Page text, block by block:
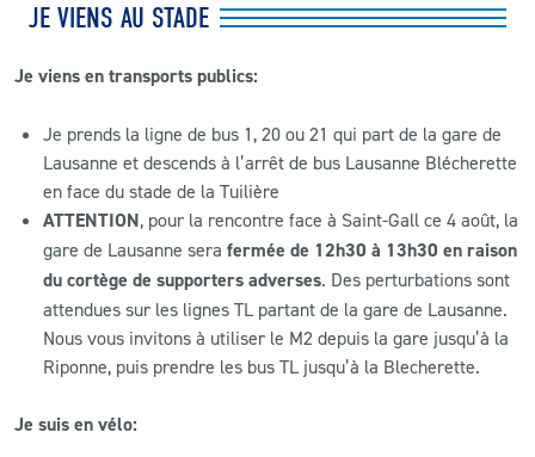
PRESSE ET MEDIAS
JE VIENS AU STADE
Je viens en transports publics:
Je prends la ligne de bus 1, 20 ou 21 qui part de la gare de
Lausanne et descends à l’arrêt de bus Lausanne Blécherette
en face du stade de la Tuilière
ATTENTION, pour la rencontre face à Saint-Gall ce 4 août, la
gare de Lausanne sera fermée de 12h30 à 13h30 en raison
du cortège de supporters adverses. Des perturbations sont
attendues sur les lignes TL partant de la gare de Lausanne.
Nous vous invitons à utiliser le M2 depuis la gare jusqu’à la
Riponne, puis prendre les bus TL jusqu’à la Blecherette.
Je suis en vélo: